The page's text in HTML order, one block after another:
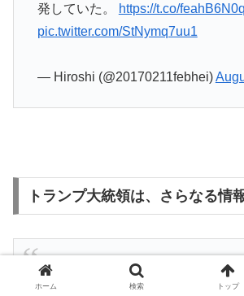
発していた。
https://t.co/feahB6N0ql
pic.twitter.com/StNymq7uu1
— Hiroshi (@20170211febhei)
トランプ大統領は、さらなる情
トランプ米大統領は1日、交流サ
製薬会社に対し、新型コロナウイ
ホーム 検索 トップ